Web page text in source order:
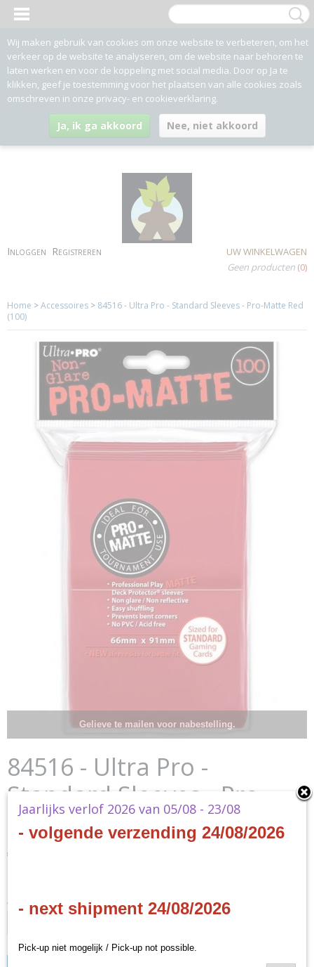
Inloggen Registreren
UW WINKELWAGEN
Geen producten (0)
Home >Accessoires > 84516 - Ultra Pro - Standard Sleeves - Pro-Matte Red
(100)
Gelieve te mailen voor nabestelling.
84516 - Ultra Pro -
Standard Sleeves - Pro-
Matte Red (100)
€ 7,00
Aantal
Wij maken gebruik van cookies om onze website te verbeteren, om het
verkeer op de website te analyseren, om de website naar behoren te
laten werken en voor de koppeling met social media. Door op Ja te
klikken, geef je toestemming voor het plaatsen van alle cookies zoals
omschreven in onze privacy- en cookieverklaring.
Ja, ik ga akkoord Nee, niet akkoord
Jaarlijks verlof 2026 van 05/08 - 23/08
- volgende verzending 24/08/2026
- next shipment 24/08/2026
Pick-up niet mogelijk / Pick-up not possible.